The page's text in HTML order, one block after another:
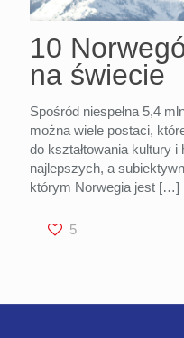
10
na świecie
Spośród niespełna 5,4
można wiele postaci,
do kształtowania kultury
najlepszych, a
którym Norwegia jest […]
5